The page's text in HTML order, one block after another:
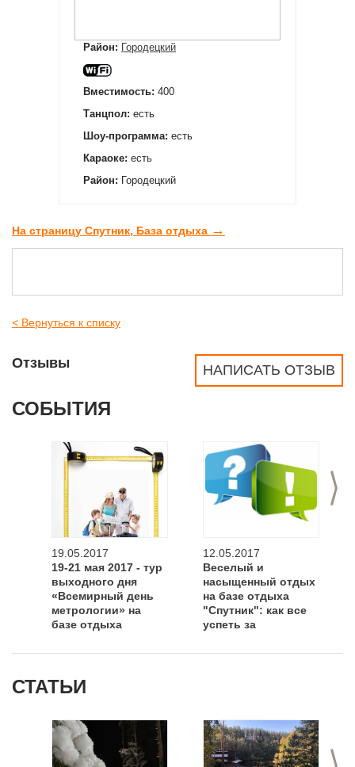
Район: Городецкий
Вместимость: 400
Танцпол: есть
Шоу-программа: есть
Караоке: есть
Район: Городецкий
На страницу Спутник, База отдыха →
< Вернуться к списку
НАПИСАТЬ ОТЗЫВ
Отзывы
СОБЫТИЯ
>
19.05.2017
19-21 мая 2017 - тур
выходного дня
«Всемирный день
метрологии» на
базе отдыха
12.05.2017
Веселый и
насыщенный отдых
на базе отдыха
"Спутник": как все
успеть за
СТАТЬИ
>